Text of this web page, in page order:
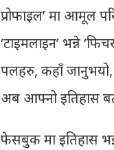
प्रोफाइल’ मा आमूल
‘टाइमलाइन’ भन्ने
पलहरु, कहाँ जानुभयो,
अब आफ्नो इतिहास
फेसबुक मा इतिहास